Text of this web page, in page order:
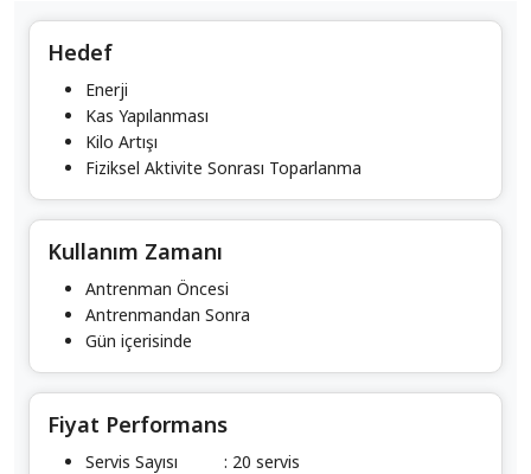
Hedef
Enerji
Kas Yapılanması
Kilo Artışı
Fiziksel Aktivite Sonrası Toparlanma
Kullanım Zamanı
Antrenman Öncesi
Antrenmandan Sonra
Gün içerisinde
Fiyat Performans
Servis Sayısı
: 20 servis